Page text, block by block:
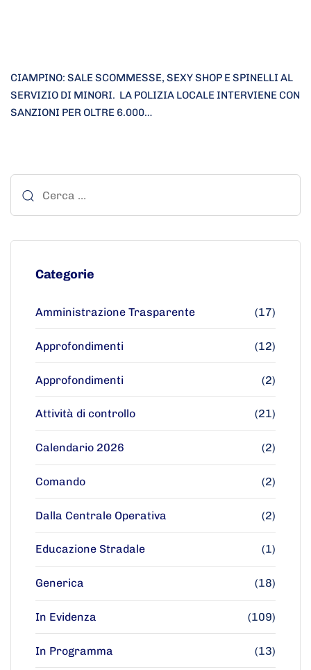
CIAMPINO: SALE SCOMMESSE, SEXY SHOP E SPINELLI AL
SERVIZIO DI MINORI. LA POLIZIA LOCALE INTERVIENE CON
SANZIONI PER OLTRE 6.000…
Categorie
Amministrazione Trasparente (17)
Approfondimenti (12)
Approfondimenti (2)
Attività di controllo (21)
Calendario 2026 (2)
Comando (2)
Dalla Centrale Operativa (2)
Educazione Stradale (1)
Generica (18)
In Evidenza (109)
In Programma (13)